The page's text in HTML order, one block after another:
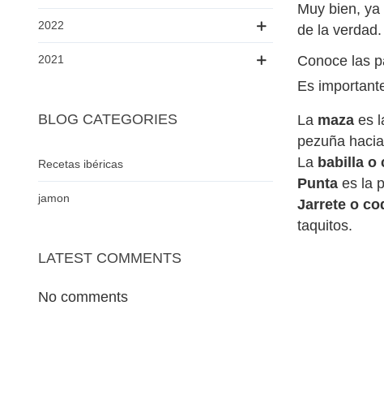
2022
2021
BLOG CATEGORIES
Recetas ibéricas
jamon
LATEST COMMENTS
No comments
Muy bien,
de la
Conoce las
Es
La maza es
pezuña
La babilla o
Punta es la
Jarrete o
taquitos.